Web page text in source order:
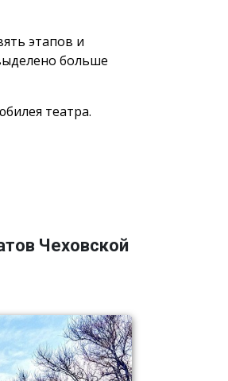
этапов и
больше
театра.
Чеховской